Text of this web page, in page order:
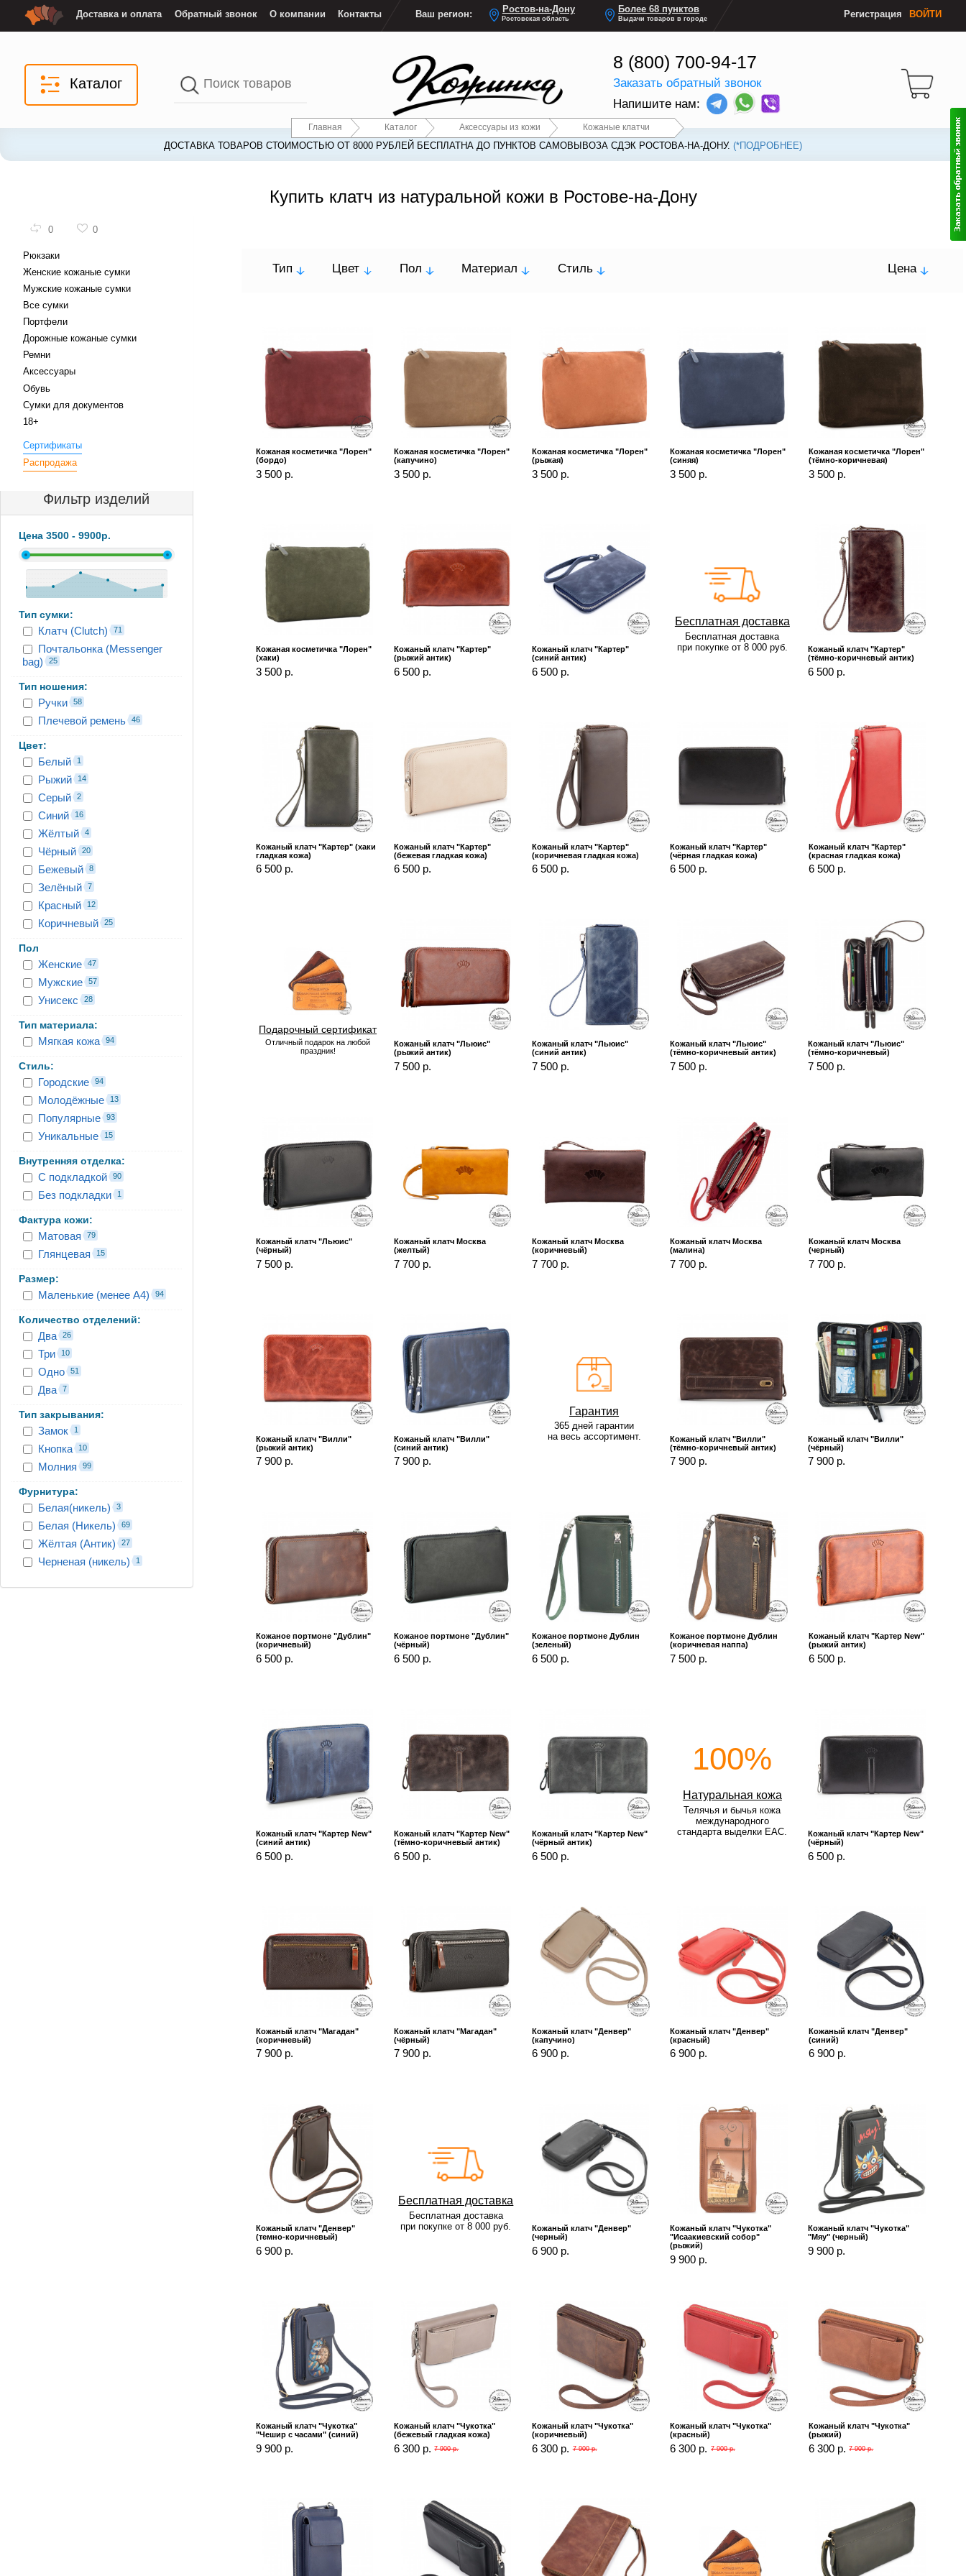
Доставка и оплата Обратный звонок О компании Контакты Ваш регион: Ростов-на-Дону
Ростовская область
Более 68 пунктов
Выдачи товаров в городе Регистрация ВОЙТИ
Каталог
8 (800) 700-94-17
Заказать обратный звонок
Напишите нам:
Главная Каталог Аксессуары из кожи Кожаные клатчи
ДОСТАВКА ТОВАРОВ СТОИМОСТЬЮ ОТ 8000 РУБЛЕЙ БЕСПЛАТНА ДО ПУНКТОВ САМОВЫВОЗА СДЭК РОСТОВА-НА-ДОНУ. (*ПОДРОБНЕЕ)
Купить клатч из натуральной кожи в Ростове-на-Дону
0 0
Рюкзаки
Женские кожаные сумки
Мужские кожаные сумки
Все сумки
Портфели
Дорожные кожаные сумки
Ремни
Аксессуары
Обувь
Сумки для документов
18+
Сертификаты
Распродажа
Фильтр изделий
Цена 3500 - 9900р.
Тип сумки:
Клатч (Clutch) 71
Почтальонка (Messenger
bag)
25
Тип ношения:
Ручки 58
Плечевой ремень 46
Цвет:
Белый 1
Рыжий 14
Серый 2
Синий 16
Жёлтый 4
Чёрный 20
Бежевый 8
Зелёный 7
Красный 12
Коричневый 25
Пол
Женские 47
Мужские 57
Унисекс 28
Тип материала:
Мягкая кожа 94
Стиль:
Городские 94
Молодёжные 13
Популярные 93
Уникальные 15
Внутренняя отделка:
С подкладкой 90
Без подкладки 1
Фактура кожи:
Матовая 79
Глянцевая 15
Размер:
Маленькие (менее А4) 94
Количество отделений:
Два 26
Три 10
Одно 51
Два 7
Тип закрывания:
Замок 1
Кнопка 10
Молния 99
Фурнитура:
Белая(никель) 3
Белая (Никель) 69
Жёлтая (Антик) 27
Черненая (никель) 1
Тип Цвет Пол Материал Стиль Цена
Кожаная косметичка "Лорен"
(бордо)
3 500 р.
Кожаная косметичка "Лорен"
(капучино)
3 500 р.
Кожаная косметичка "Лорен"
(рыжая)
3 500 р.
Кожаная косметичка "Лорен"
(синяя)
3 500 р.
Кожаная косметичка "Лорен"
(тёмно-коричневая)
3 500 р.
Кожаная косметичка "Лорен"
(хаки)
3 500 р.
Кожаный клатч "Картер"
(рыжий антик)
6 500 р.
Кожаный клатч "Картер"
(синий антик)
6 500 р.
Бесплатная доставка
Бесплатная доставка
при покупке от 8 000 руб.
Кожаный клатч "Картер"
(тёмно-коричневый антик)
6 500 р.
Кожаный клатч "Картер" (хаки
гладкая кожа)
6 500 р.
Кожаный клатч "Картер"
(бежевая гладкая кожа)
6 500 р.
Кожаный клатч "Картер"
(коричневая гладкая кожа)
6 500 р.
Кожаный клатч "Картер"
(чёрная гладкая кожа)
6 500 р.
Кожаный клатч "Картер"
(красная гладкая кожа)
6 500 р.
Подарочный сертификат
Отличный подарок на любой
праздник!
Кожаный клатч "Льюис"
(рыжий антик)
7 500 р.
Кожаный клатч "Льюис"
(синий антик)
7 500 р.
Кожаный клатч "Льюис"
(тёмно-коричневый антик)
7 500 р.
Кожаный клатч "Льюис"
(тёмно-коричневый)
7 500 р.
Кожаный клатч "Льюис"
(чёрный)
7 500 р.
Кожаный клатч Москва
(желтый)
7 700 р.
Кожаный клатч Москва
(коричневый)
7 700 р.
Кожаный клатч Москва
(малина)
7 700 р.
Кожаный клатч Москва
(черный)
7 700 р.
Кожаный клатч "Вилли"
(рыжий антик)
7 900 р.
Кожаный клатч "Вилли"
(синий антик)
7 900 р.
Гарантия
365 дней гарантии
на весь ассортимент.
Кожаный клатч "Вилли"
(тёмно-коричневый антик)
7 900 р.
Кожаный клатч "Вилли"
(чёрный)
7 900 р.
Кожаное портмоне "Дублин"
(коричневый)
6 500 р.
Кожаное портмоне "Дублин"
(чёрный)
6 500 р.
Кожаное портмоне Дублин
(зеленый)
6 500 р.
Кожаное портмоне Дублин
(коричневая наппа)
7 500 р.
Кожаный клатч "Картер New"
(рыжий антик)
6 500 р.
Кожаный клатч "Картер New"
(синий антик)
6 500 р.
Кожаный клатч "Картер New"
(тёмно-коричневый антик)
6 500 р.
Кожаный клатч "Картер New"
(чёрный антик)
6 500 р.
100%
Натуральная кожа
Телячья и бычья кожа
международного
стандарта выделки EAC.
Кожаный клатч "Картер New"
(чёрный)
6 500 р.
Кожаный клатч "Магадан"
(коричневый)
7 900 р.
Кожаный клатч "Магадан"
(чёрный)
7 900 р.
Кожаный клатч "Денвер"
(капучино)
6 900 р.
Кожаный клатч "Денвер"
(красный)
6 900 р.
Кожаный клатч "Денвер"
(синий)
6 900 р.
Кожаный клатч "Денвер"
(темно-коричневый)
6 900 р.
Бесплатная доставка
Бесплатная доставка
при покупке от 8 000 руб.
Кожаный клатч "Денвер"
(черный)
6 900 р.
Кожаный клатч "Чукотка"
"Исаакиевский собор"
(рыжий)
9 900 р.
Кожаный клатч "Чукотка"
"Мяу" (черный)
9 900 р.
Кожаный клатч "Чукотка"
"Чешир с часами" (синий)
9 900 р.
Кожаный клатч "Чукотка"
(бежевый гладкая кожа)
6 300 р. 7 900 р.
Кожаный клатч "Чукотка"
(коричневый)
6 300 р. 7 900 р.
Кожаный клатч "Чукотка"
(красный)
6 300 р. 7 900 р.
Кожаный клатч "Чукотка"
(рыжий)
6 300 р. 7 900 р.